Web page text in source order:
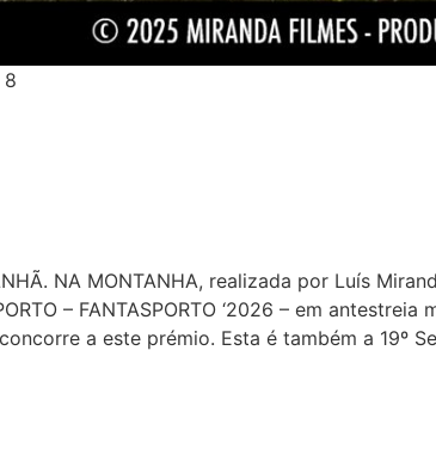
NA MONTANHA, realizada por Luís
– FANTASPORTO ‘2026 – em
a este prémio. Esta é também a 19º